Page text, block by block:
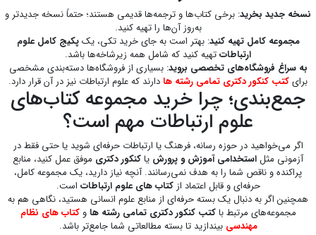
نسخه جدید بخرید: برخی کتاب‌ها و ترجمه‌ها قدیمی هستند؛ حتماً نسخه جدیدتر و
به‌روز آن‌ها را تهیه کنید.
مجموعه کامل تهیه کنید: بهتر است به جای خرید تکی، یکپکیج کامل علوم
ارتباطاتتهیه کنید که شامل همه زیرشاخه‌ها باشد.
به سراغ فروشگاه‌های تخصصی بروید: بسیاری از فروشگاه‌ها دسته‌بندی مشخصی
برایکتب کنکور دکتری تمامی رشته هادارند که علوم ارتباطات نیز در آن قرار دارد.
جمع‌بندی؛ چرا خرید مجموعه کتاب‌های
علوم ارتباطات مهم است؟
اگر می‌خواهید در حوزه رسانه، فرهنگ یا ارتباطات حرفه‌ای شوید یا حتی فقط در
آزمونی مثلاستخدامی آموزش و پرورش یاکنکور دکتری موفق عمل کنید، منابع
پراکنده و ناقص شما را به هدف نمی‌رسانند. آنچه نیاز دارید، یک مجموعه کامل،
حرفه‌ای و قابل اعتماد ازکتاب های علوم ارتباطات است.
همچنین اگر به دنبال یک بسته حرفه‌ای از منابع علوم انسانی هستید، نگاهی هم به
مجموعه‌های مرتبط باکتب کنکور دکتری تمامی رشته هاوکتاب های نظام
مهندسی بیندازید تا بسته مطالعاتی شما جامع‌تر باشد.